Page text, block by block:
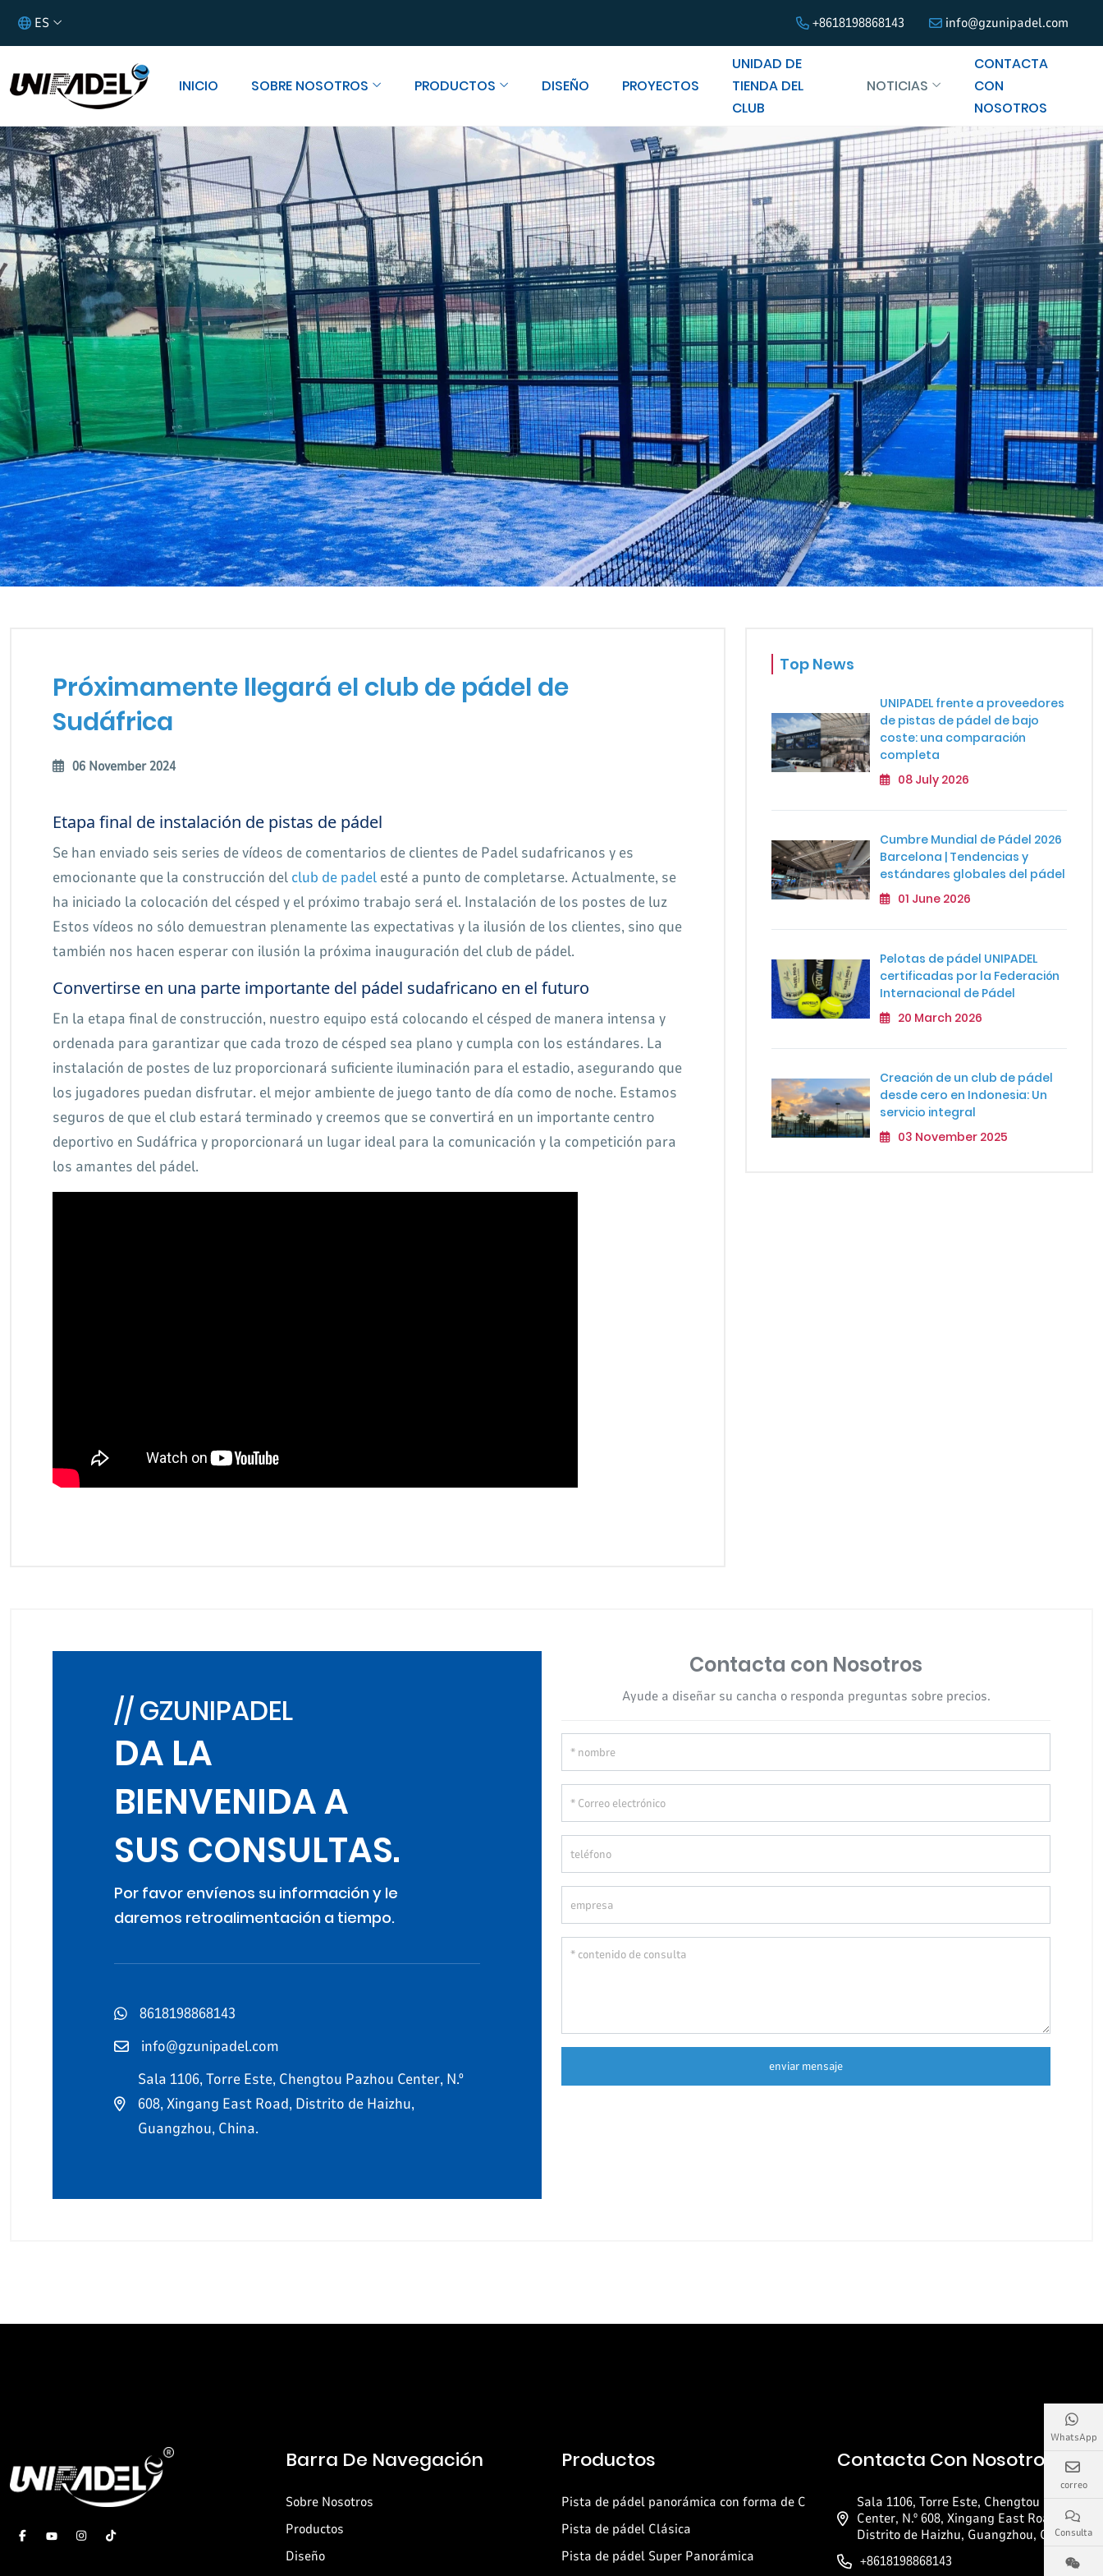
ES +8618198868143 info@gzunipadel.com
INICIO SOBRE NOSOTROS PRODUCTOS DISEÑO PROYECTOS
UNIDAD DE
TIENDA DEL
CLUB
NOTICIAS
CONTACTA
CON
NOSOTROS
Próximamente llegará el club de pádel de
Sudáfrica
06 November 2024
Etapa final de instalación de pistas de pádel
Se han enviado seis series de vídeos de comentarios de clientes de Padel sudafricanos y es
emocionante que la construcción del club de padel esté a punto de completarse. Actualmente, se
ha iniciado la colocación del césped y el próximo trabajo será el. Instalación de los postes de luz
Estos vídeos no sólo demuestran plenamente las expectativas y la ilusión de los clientes, sino que
también nos hacen esperar con ilusión la próxima inauguración del club de pádel.
Convertirse en una parte importante del pádel sudafricano en el futuro
En la etapa final de construcción, nuestro equipo está colocando el césped de manera intensa y
ordenada para garantizar que cada trozo de césped sea plano y cumpla con los estándares. La
instalación de postes de luz proporcionará suficiente iluminación para el estadio, asegurando que
los jugadores puedan disfrutar. el mejor ambiente de juego tanto de día como de noche. Estamos
seguros de que el club estará terminado y creemos que se convertirá en un importante centro
deportivo en Sudáfrica y proporcionará un lugar ideal para la comunicación y la competición para
los amantes del pádel.
Top News
UNIPADEL frente a proveedores
de pistas de pádel de bajo
coste: una comparación
completa
08 July 2026
Cumbre Mundial de Pádel 2026
Barcelona | Tendencias y
estándares globales del pádel
01 June 2026
Pelotas de pádel UNIPADEL
certificadas por la Federación
Internacional de Pádel
20 March 2026
Creación de un club de pádel
desde cero en Indonesia: Un
servicio integral
03 November 2025
// GZUNIPADEL
DA LA
BIENVENIDA A
SUS CONSULTAS.
Por favor envíenos su información y le
daremos retroalimentación a tiempo.
8618198868143
info@gzunipadel.com
Sala 1106, Torre Este, Chengtou Pazhou Center, N.º
608, Xingang East Road, Distrito de Haizhu,
Guangzhou, China.
Contacta con Nosotros
Ayude a diseñar su cancha o responda preguntas sobre precios.
enviar mensaje
Barra De Navegación
Sobre Nosotros
Productos
Diseño
Productos
Pista de pádel panorámica con forma de C
Pista de pádel Clásica
Pista de pádel Super Panorámica
Contacta Con Nosotros
Sala 1106, Torre Este, Chengtou Pazhou
Center, N.º 608, Xingang East Road,
Distrito de Haizhu, Guangzhou, China.
+8618198868143
WhatsApp
correo
Consulta